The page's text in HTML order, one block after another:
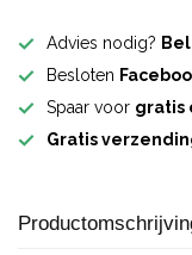
Advies nodig?
Besloten
Spaar voor gratis
Gratis